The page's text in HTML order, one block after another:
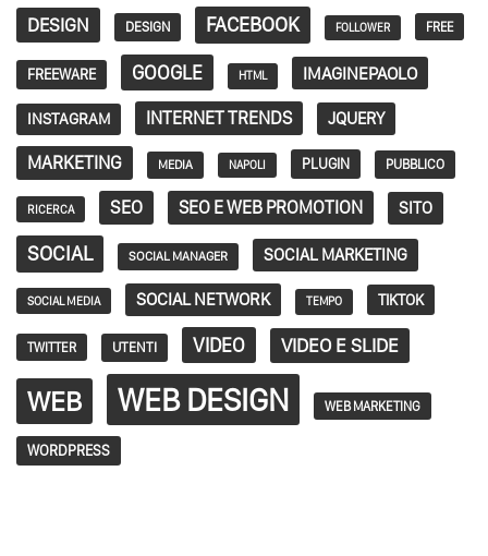
DESIGN DESIGN FACEBOOK FOLLOWER FREE
FREEWARE GOOGLE HTML IMAGINEPAOLO
INSTAGRAM INTERNET TRENDS JQUERY
MARKETING MEDIA NAPOLI PLUGIN PUBBLICO
RICERCA SEO SEO E WEB PROMOTION SITO
SOCIAL SOCIAL MANAGER SOCIAL MARKETING
SOCIAL MEDIA SOCIAL NETWORK TEMPO TIKTOK
TWITTER UTENTI VIDEO VIDEO E SLIDE
WEB WEB DESIGN WEB MARKETING
WORDPRESS